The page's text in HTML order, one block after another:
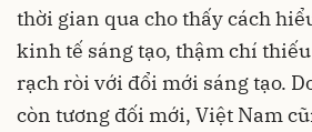
thời gian qua cho thấy cách
kinh tế sáng tạo, thậm chí
rạch ròi với đổi mới sáng tạo.
còn tương đối mới, Việt Nam